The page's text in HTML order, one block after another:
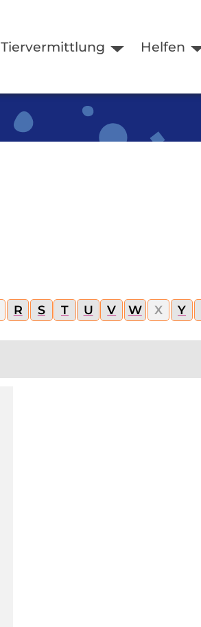
Tiervermittlung Helfen
R S T U V W X Y